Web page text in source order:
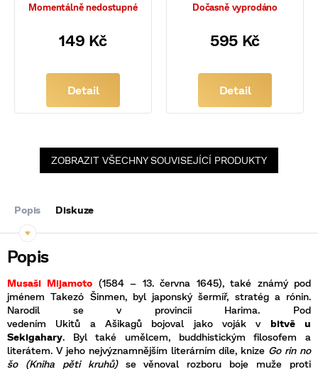
Momentálně nedostupné
149 Kč
Detail
Dočasně vyprodáno
595 Kč
Detail
ZOBRAZIT VŠECHNY SOUVISEJÍCÍ PRODUKTY
Popis Diskuze
Musaši Mijamoto (1584– 13. června 1645), také známý pod
jménem Takezó Šinmen, byl japonský šermíř, stratég a rónin.
Narodil se v provincii Harima. Pod
vedením Ukitů a Ašikagů bojoval jako voják v bitvě u
Sekigahary. Byl také umělcem, buddhistickým filosofem a
literátem. V jeho nejvýznamnějším literárním díle, knize Go rin no
šo (Kniha pěti kruhů)se věnoval rozboru boje muže proti